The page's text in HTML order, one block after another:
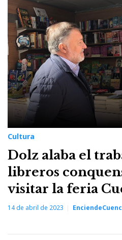
Cultura
Dolz alaba el
libreros
visitar la feria
14 de abril de 2023